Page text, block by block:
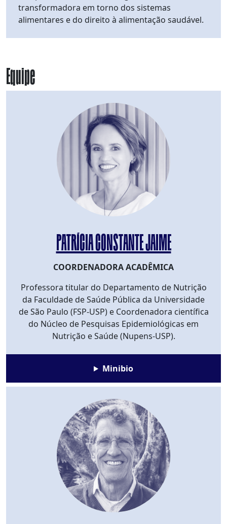
transformadora em torno dos sistemas
alimentares e do direito à alimentação saudável.
Equipe
PATRÍCIA CONSTANTE JAIME
COORDENADORA ACADÊMICA
Professora titular do Departamento de Nutrição
da Faculdade de Saúde Pública da Universidade
de São Paulo (FSP-USP) e Coordenadora científica
do Núcleo de Pesquisas Epidemiológicas em
Nutrição e Saúde (Nupens-USP).
Minibio